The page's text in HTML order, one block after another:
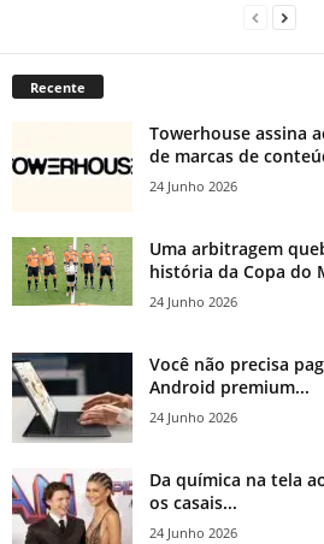
Recente
Towerhouse assina
de marcas de
24 Junho 2026
Uma arbitragem
história da Copa do
24 Junho 2026
Você não precisa
Android premium...
24 Junho 2026
Da química na tela
os casais...
24 Junho 2026